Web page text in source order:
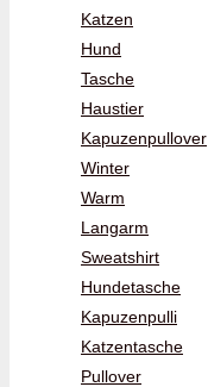
Katzen
Hund
Tasche
Haustier
Kapuzenpullover
Winter
Warm
Langarm
Sweatshirt
Hundetasche
Kapuzenpulli
Katzentasche
Pullover